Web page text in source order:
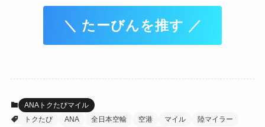
＼ たーびんを推す ／
ANAトクたびマイル
トクたび
ANA 全日本空輸 空港 マイル
陸マイラー